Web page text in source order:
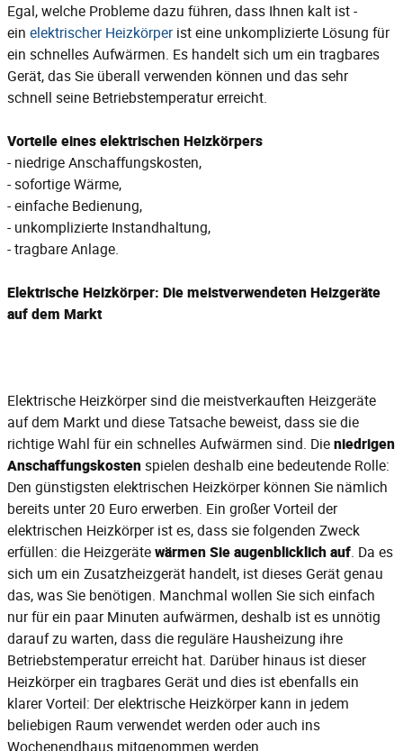
Egal, welche Probleme dazu führen, dass Ihnen kalt ist -
ein elektrischer Heizkörper ist eine unkomplizierte Lösung für
ein schnelles Aufwärmen. Es handelt sich um ein tragbares
Gerät, das Sie überall verwenden können und das sehr
schnell seine Betriebstemperatur erreicht.
Vorteile eines elektrischen Heizkörpers
- niedrige Anschaffungskosten,
- sofortige Wärme,
- einfache Bedienung,
- unkomplizierte Instandhaltung,
- tragbare Anlage.
Elektrische Heizkörper: Die meistverwendeten Heizgeräte
auf dem Markt
Elektrische Heizkörper sind die meistverkauften Heizgeräte
auf dem Markt und diese Tatsache beweist, dass sie die
richtige Wahl für ein schnelles Aufwärmen sind. Dieniedrigen
Anschaffungskostenspielen deshalb eine bedeutende Rolle:
Den günstigsten elektrischen Heizkörper können Sie nämlich
bereits unter 20 Euro erwerben. Ein großer Vorteil der
elektrischen Heizkörper ist es, dass sie folgenden Zweck
erfüllen: die Heizgerätewärmen Sie augenblicklich auf. Da es
sich um ein Zusatzheizgerät handelt, ist dieses Gerät genau
das, was Sie benötigen. Manchmal wollen Sie sich einfach
nur für ein paar Minuten aufwärmen, deshalb ist es unnötig
darauf zu warten, dass die reguläre Hausheizung ihre
Betriebstemperatur erreicht hat. Darüber hinaus ist dieser
Heizkörper ein tragbares Gerät und dies ist ebenfalls ein
klarer Vorteil: Der elektrische Heizkörper kann in jedem
beliebigen Raum verwendet werden oder auch ins
Wochenendhaus mitgenommen werden.